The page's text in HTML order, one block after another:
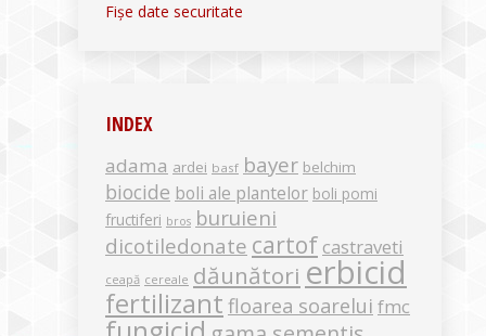
Fișe date securitate
INDEX
adama ardei basf bayer belchim
biocide boli ale plantelor boli pomi
fructiferi bros buruieni
dicotiledonate cartof castraveti
ceapă cereale dăunători erbicid
fertilizant floarea soarelui fmc